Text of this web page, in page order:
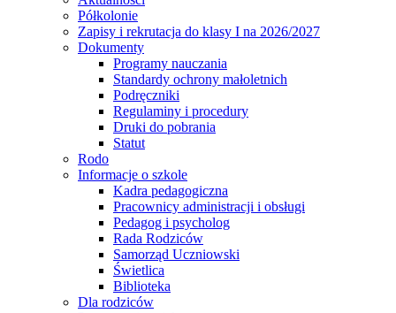
Półkolonie
Zapisy i rekrutacja do klasy I na 2026/2027
Dokumenty
Programy nauczania
Standardy ochrony małoletnich
Podręczniki
Regulaminy i procedury
Druki do pobrania
Statut
Rodo
Informacje o szkole
Kadra pedagogiczna
Pracownicy administracji i obsługi
Pedagog i psycholog
Rada Rodziców
Samorząd Uczniowski
Świetlica
Biblioteka
Dla rodziców